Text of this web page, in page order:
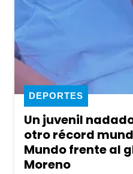
Un juvenil
otro récord
Mundo frente al
Moreno
DEPORTES